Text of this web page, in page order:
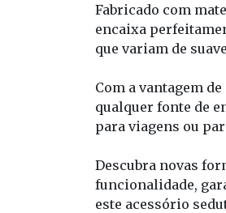
Fabricado com
encaixa
que variam de
Com a vantagem
qualquer fonte de
para viagens ou
Descubra novas
funcionalidade,
este acessório